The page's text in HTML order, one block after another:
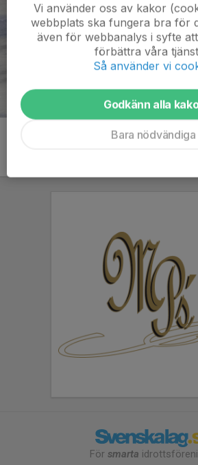
För smarta
Vi använder oss av kakor
webbplats ska fungera bra för
även för webbanalys i syfte
förbättra våra
Så använder vi
Godkänn alla
Bara nödvändiga